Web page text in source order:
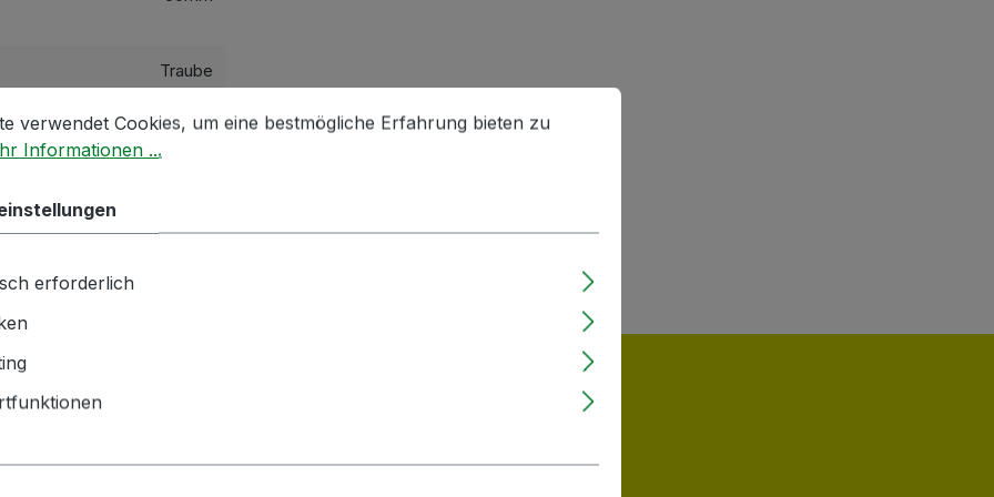
Traube
waagrecht
GmbH | Zementwerk 3 |
angesehen
Cookies, um eine bestmögliche Erfahrung bieten zu können.
Mehr Informationen ...
verwendet Cookies, um eine bestmögliche Erfahrung bieten zu
Informationen ...
erforderlich